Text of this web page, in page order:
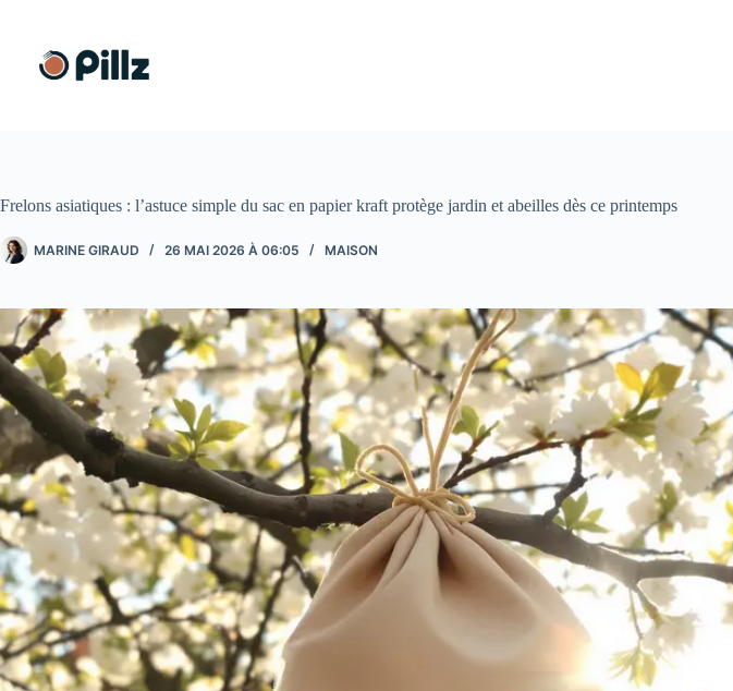
contenu
Frelons asiatiques : l’astuce simple du sac en papier kraft protège jardin et abeilles dès ce printemps
MARINE GIRAUD 26 MAI 2026 À 06:05 MAISON